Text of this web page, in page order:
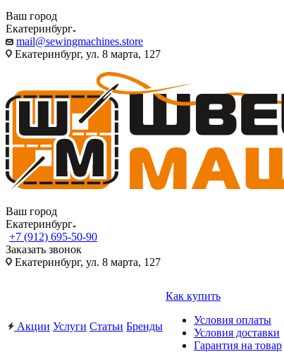
Ваш город
Екатеринбург
mail@sewingmachines.store
Екатеринбург, ул. 8 марта, 127
Ваш город
Екатеринбург
+7 (912) 695-50-90
Заказать звонок
Екатеринбург, ул. 8 марта, 127
Акции Услуги Статьи Бренды
Как купить
Условия оплаты
Условия доставки
Гарантия на товар